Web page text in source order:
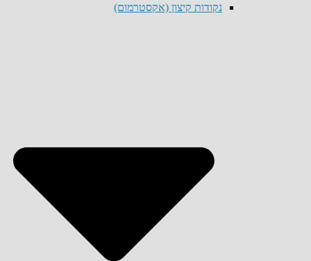
נקודות קיצון (אקסטרמום)